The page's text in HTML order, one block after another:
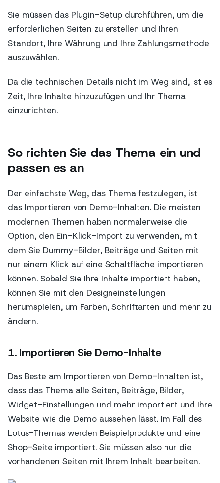
Sie müssen das Plugin-Setup durchführen, um die
erforderlichen Seiten zu erstellen und Ihren
Standort, Ihre Währung und Ihre Zahlungsmethode
auszuwählen.
Da die technischen Details nicht im Weg sind, ist es
Zeit, Ihre Inhalte hinzuzufügen und Ihr Thema
einzurichten.
So richten Sie das Thema ein und
passen es an
Der einfachste Weg, das Thema festzulegen, ist
das Importieren von Demo-Inhalten. Die meisten
modernen Themen haben normalerweise die
Option, den Ein-Klick-Import zu verwenden, mit
dem Sie Dummy-Bilder, Beiträge und Seiten mit
nur einem Klick auf eine Schaltfläche importieren
können. Sobald Sie Ihre Inhalte importiert haben,
können Sie mit den Designeinstellungen
herumspielen, um Farben, Schriftarten und mehr zu
ändern.
1. Importieren Sie Demo-Inhalte
Das Beste am Importieren von Demo-Inhalten ist,
dass das Thema alle Seiten, Beiträge, Bilder,
Widget-Einstellungen und mehr importiert und Ihre
Website wie die Demo aussehen lässt. Im Fall des
Lotus-Themas werden Beispielprodukte und eine
Shop-Seite importiert. Sie müssen also nur die
vorhandenen Seiten mit Ihrem Inhalt bearbeiten.